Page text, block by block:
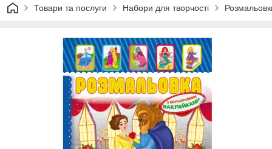
Товари та послуги Набори для творчості